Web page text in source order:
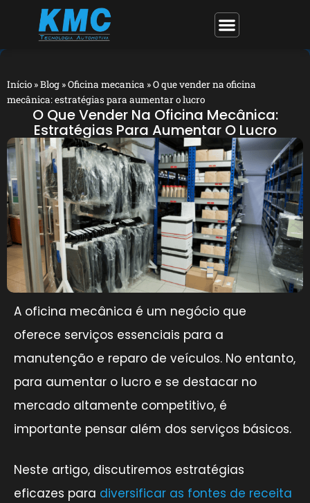
Início »Blog »Oficina mecanica »O que vender na oficina
mecânica: estratégias para aumentar o lucro
O Que Vender Na Oficina Mecânica:
Estratégias Para Aumentar O Lucro
A oficina mecânica é um negócio que
oferece serviços essenciais para a
manutenção e reparo de veículos. No entanto,
para aumentar o lucro e se destacar no
mercado altamente competitivo, é
importante pensar além dos serviços básicos.
Neste artigo, discutiremos estratégias
eficazes para diversificar as fontes de receita